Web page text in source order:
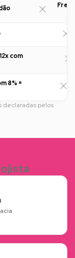
com
8% =
declaradas pelos